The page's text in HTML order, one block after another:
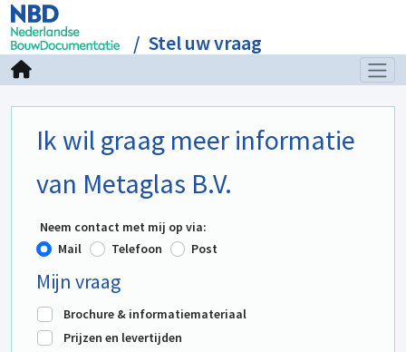
Stel uw vraag
Ik wil graag meer informatie
van Metaglas B.V.
Neem contact met mij op via:
Mail
Telefoon Post
Mijn vraag
Brochure & informatiemateriaal
Prijzen en levertijden